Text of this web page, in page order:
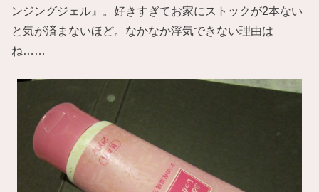
ンジングジェル』。好きすぎてお家にストックが2本ない
と気が済まないほど。なかなか浮気できない理由は
ね……